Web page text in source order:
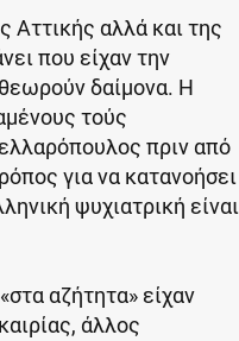
Αττικής αλλά και της
που είχαν την
δαίμονα. Η
τούς
πριν από
για να κατανοήσει
ψυχιατρική είναι
αζήτητα» είχαν
άλλος